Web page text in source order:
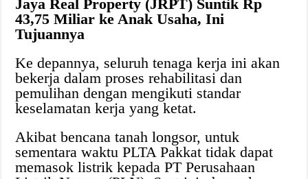
Jaya Real Property (JRPT) Suntik Rp
43,75 Miliar ke Anak Usaha, Ini
Tujuannya
Ke depannya, seluruh tenaga kerja ini akan
bekerja dalam proses rehabilitasi dan
pemulihan dengan mengikuti standar
keselamatan kerja yang ketat.
Akibat bencana tanah longsor, untuk
sementara waktu PLTA Pakkat tidak dapat
memasok listrik kepada PT Perusahaan